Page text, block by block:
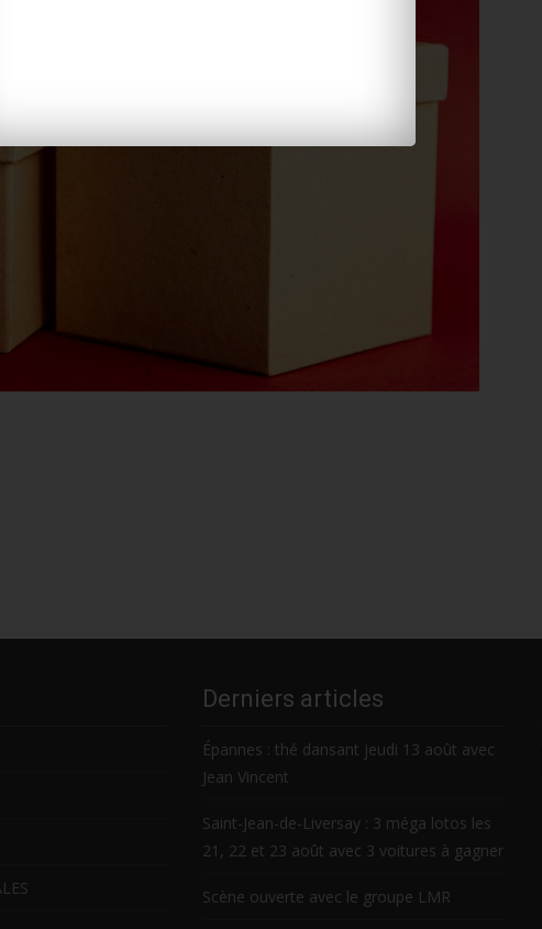
Derniers articles
Épannes : thé dansant jeudi 13 août avec
Jean Vincent
Saint-Jean-de-Liversay : 3 méga lotos les
21, 22 et 23 août avec 3 voitures à gagner
Scène ouverte avec le groupe LMR